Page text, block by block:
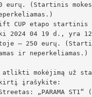
eurų. (Startinis
CUP etapo startinis
2024 04 19 d., yra
– 250 eurų.
ir neperkeliamas.)
atlikti mokėjimą už
įrašykite: